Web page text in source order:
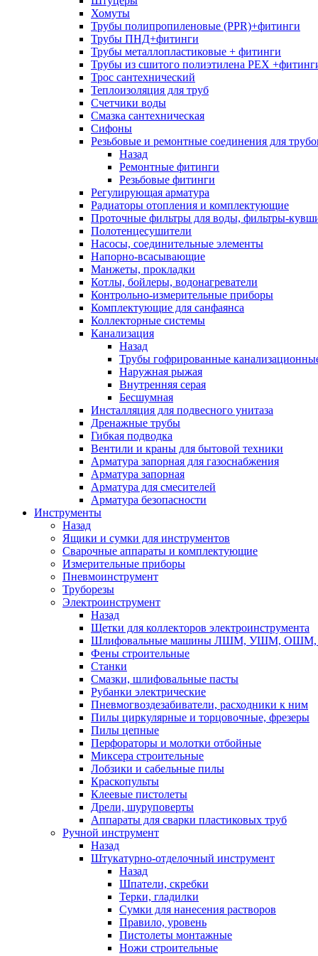
Хомуты
Трубы полипропиленовые (PPR)+фитинги
Трубы ПНД+фитинги
Трубы металлопластиковые + фитинги
Трубы из сшитого полиэтилена PEX
Трос сантехнический
Теплоизоляция для труб
Счетчики воды
Смазка сантехническая
Сифоны
Резьбовые и ремонтные соединения для
Назад
Ремонтные фитинги
Резьбовые фитинги
Регулирующая арматура
Радиаторы отопления и комплектующие
Проточные фильтры для воды, фильтры-
Полотенцесушители
Насосы, соединительные элементы
Напорно-всасывающие
Манжеты, прокладки
Котлы, бойлеры, водонагреватели
Контрольно-измерительные приборы
Комплектующие для санфаянса
Коллекторные системы
Канализация
Назад
Трубы гофрированные
Наружная рыжая
Внутренняя серая
Бесшумная
Инсталляция для подвесного унитаза
Дренажные трубы
Гибкая подводка
Вентили и краны для бытовой техники
Арматура запорная для газоснабжения
Арматура запорная
Арматура для смесителей
Арматура безопасности
Инструменты
Назад
Ящики и сумки для инструментов
Сварочные аппараты и комплектующие
Измерительные приборы
Пневмоинструмент
Труборезы
Электроинструмент
Назад
Щетки для коллекторов электроинструмента
Шлифовальные машины ЛШМ, УШМ, ОШМ,
Фены строительные
Станки
Смазки, шлифовальные пасты
Рубанки электрические
Пневмогвоздезабиватели, расходники к ним
Пилы циркулярные и торцовочные, фрезеры
Пилы цепные
Перфораторы и молотки отбойные
Миксера строительные
Лобзики и сабельные пилы
Краскопульты
Клеевые пистолеты
Дрели, шуруповерты
Аппараты для сварки пластиковых труб
Ручной инструмент
Назад
Штукатурно-отделочный инструмент
Назад
Шпатели, скребки
Терки, гладилки
Сумки для нанесения растворов
Правило, уровень
Пистолеты монтажные
Ножи строительные